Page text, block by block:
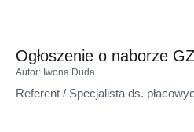
Ogłoszenie o naborze
Autor: Iwona Duda
Referent / Specjalista ds.